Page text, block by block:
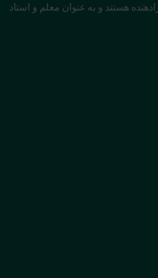
هستند و به عنوان معلم و استاد